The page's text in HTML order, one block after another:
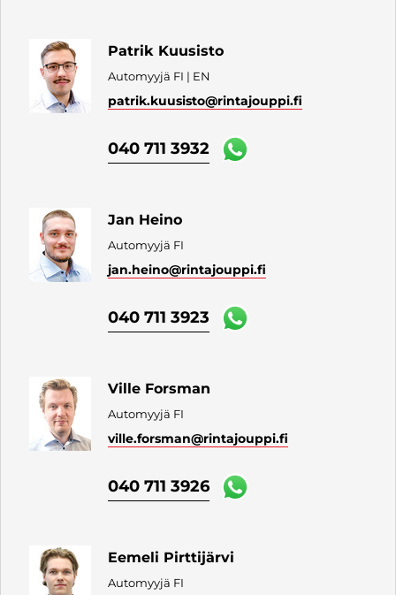
Patrik Kuusisto
Automyyjä FI | EN
patrik.kuusisto@rintajouppi.fi
040 711 3932
Jan Heino
Automyyjä FI
jan.heino@rintajouppi.fi
040 711 3923
Ville Forsman
Automyyjä FI
ville.forsman@rintajouppi.fi
040 711 3926
Eemeli Pirttijärvi
Automyyjä FI